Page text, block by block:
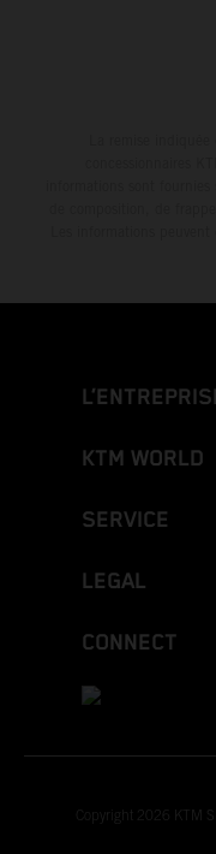
KTM WORLD
SERVICE
LEGAL
CONNECT
Copyright 2026 KTM